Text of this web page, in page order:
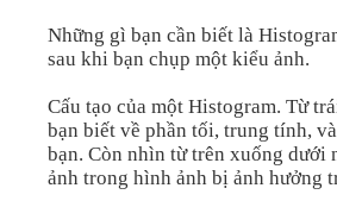
Những gì bạn cần biết là
sau khi bạn chụp một kiểu ảnh.
Cấu tạo của một Histogram. Từ
bạn biết về phần tối, trung tính,
bạn. Còn nhìn từ trên xuống dưới
ảnh trong hình ảnh bị ảnh hưởng